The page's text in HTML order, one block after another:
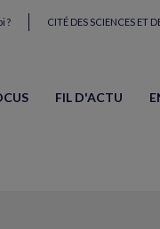
? CITÉ DES SCIENCES ET
FIL D'ACTU